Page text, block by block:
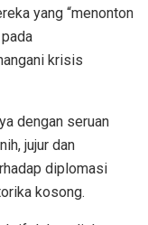
yang “menonton
krisis
dengan seruan
jujur dan
diplomasi
kosong.